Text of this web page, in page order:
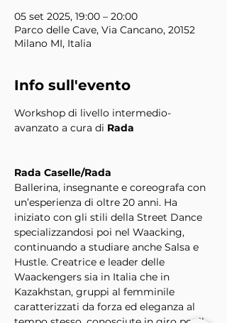
05 set 2025, 19:00 – 20:00
Parco delle Cave, Via Cancano, 20152
Milano MI, Italia
Info sull'evento
Workshop di livello intermedio-
avanzato a cura di Rada
Rada Caselle/Rada
Ballerina, insegnante e coreografa con
un’esperienza di oltre 20 anni. Ha
iniziato con gli stili della Street Dance
specializzandosi poi nel Waacking,
continuando a studiare anche Salsa e
Hustle. Creatrice e leader delle
Waackengers sia in Italia che in
Kazakhstan, gruppi al femminile
caratterizzati da forza ed eleganza al